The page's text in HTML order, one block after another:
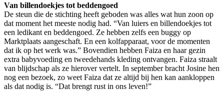
Van billendoekjes tot beddengoed
De steun die de stichting heeft geboden was alles wat hun zoon op
dat moment het meeste nodig had. “Van luiers en billendoekjes tot
een ledikant en beddengoed. Ze hebben zelfs een buggy op
Marktplaats aangeschaft. En een kolfapparaat, voor de momenten
dat ik op het werk was.” Bovendien hebben Faiza en haar gezin
extra babyvoeding en tweedehands kleding ontvangen. Faiza straalt
van blijdschap als ze hierover vertelt. In september bracht Josine hen
nog een bezoek, zo weet Faiza dat ze altijd bij hen kan aankloppen
als dat nodig is. “Dat brengt rust in ons leven!”